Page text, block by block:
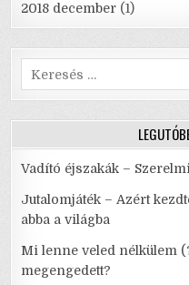
2018 december (1)
Search
for:
Vadító éjszakák –
Jutalomjáték – Azért
abba a világba
Mi lenne veled nélkülem
megengedett?